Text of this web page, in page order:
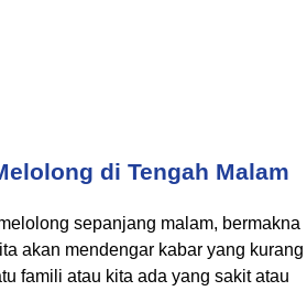
di Tengah Malam
sepanjang malam, bermakna
akan mendengar kabar yang kurang
famili atau kita ada yang sakit atau